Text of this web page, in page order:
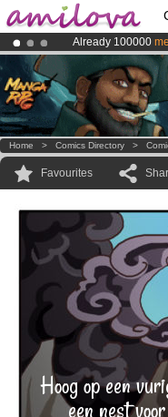
Already 100000
Premium
Amilova
Home > Comics Directory >
Favourites
Hoog op een
een nest